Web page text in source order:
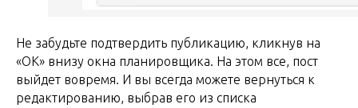
Не забудьте подтвердить публикацию, кликнув на
«ОК» внизу окна планировщика. На этом все, пост
выйдет вовремя. И вы всегда можете вернуться к
редактированию, выбрав его из списка